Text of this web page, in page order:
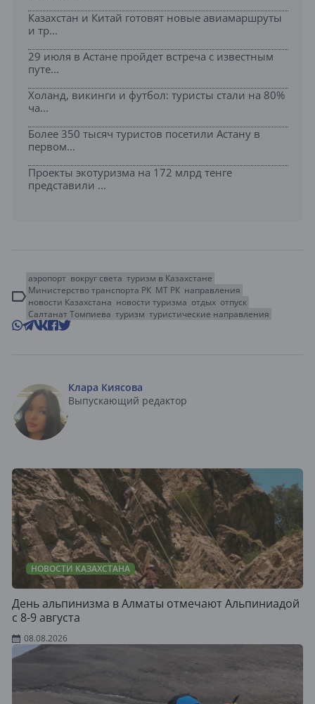
Казахстан и Китай готовят новые авиамаршруты
и тр...
29 июля в Астане пройдет встреча с известным
путе...
Холанд, викинги и футбол: туристы стали на 80%
ча...
Более 350 тысяч туристов посетили Астану в
первом...
Проекты экотуризма на 172 млрд тенге
представили ...
аэропорт вокруг света туризм в Казахстане
Министерство транспорта РК МТ РК направления
новости Казахстана новости туризма отдых отпуск
Салтанат Томпиева туризм туристические направления
Клара Киясова
Выпускающий редактор
НОВОСТИ КАЗАХСТАНА
День альпинизма в Алматы отмечают Альпиниадой
с 8-9 августа
08.08.2026